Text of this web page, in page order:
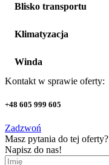
Blisko transportu
Klimatyzacja
Winda
Kontakt w sprawie oferty:
+48 605 999 605
Zadzwoń
Masz pytania do tej oferty?
Napisz do nas!